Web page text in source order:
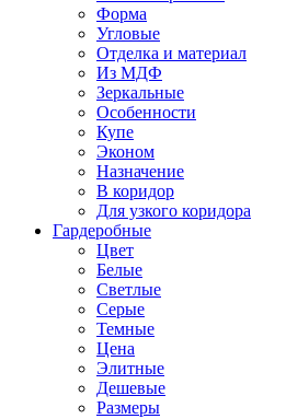
Форма
Угловые
Отделка и материал
Из МДФ
Зеркальные
Особенности
Купе
Эконом
Назначение
В коридор
Для узкого коридора
Гардеробные
Цвет
Белые
Светлые
Серые
Темные
Цена
Элитные
Дешевые
Размеры